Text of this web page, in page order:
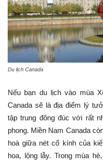
Du lịch Canada
Nếu bạn du lịch vào mùa
Canada sẽ là địa điểm lý
tập trung đông đúc với rất
phong. Miền Nam Canada
hoà giữa nét cổ kính của
hoa, lộng lẫy. Trong mùa